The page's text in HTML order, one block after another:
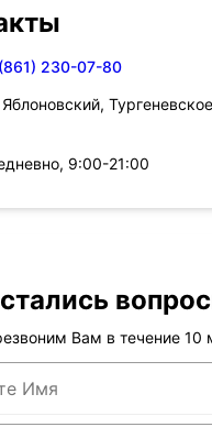
230-07-80
Яблоновский,
9:00-21:00
Вам в течение 10